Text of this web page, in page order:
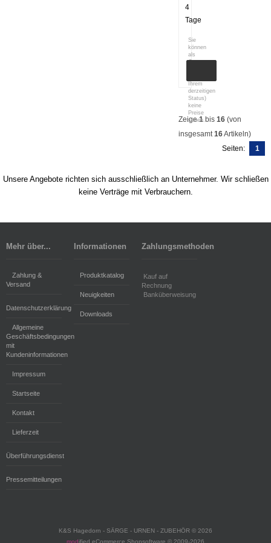
4
Tage
Sie
können
als
Gast
Ihrem
derzeitigen
Status)
keine
Preise
sehen.
Zeige1bis 16 (von
insgesamt16Artikeln)
Seiten:
1
Unsere Angebote richten sich ausschließlich an Unternehmer. Wir schließen
keine Verträge mit Verbrauchern.
Mehr über...
Zahlung &
Versand
Datenschutzerklärung
Allgemeine
Geschäftsbedingungen
mit
Kundeninformationen
Impressum
Startseite
Kontakt
Lieferzeit
Überführungsdienst
Pressemitteilungen
Informationen
Produktkatalog
Neuigkeiten
Downloads
Zahlungsmethoden
Kauf auf
Rechnung
Banküberweisung
K&S Hagedorn - SÄRGE - URNEN - ZUBEHÖR © 2026
modified eCommerce Shopsoftware © 2009-2026